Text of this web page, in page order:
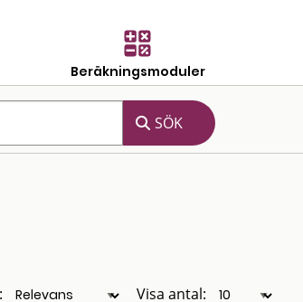
Beräkningsmoduler
Visa antal: